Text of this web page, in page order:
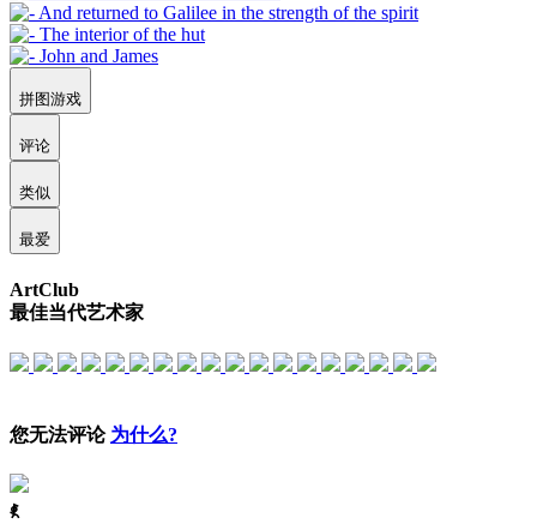
拼图游戏
评论
类似
最爱
ArtClub
最佳当代艺术家
您无法评论 为什么?
ꈅ